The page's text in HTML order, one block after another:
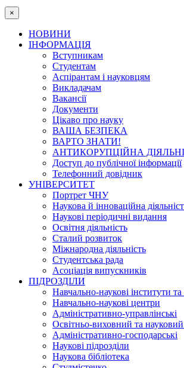
×
НОВИНИ
ІНФОРМАЦІЯ
Вступникам
Студентам
Аспірантам і науковцям
Викладачам
Вакансії
Документи
Цікаво про науку
ВАША БЕЗПЕКА
ВАРТО ЗНАТИ!
АНТИКОРУПЦІЙНА
Доступ до публічної інформації
Телефонний довідник
УНІВЕРСИТЕТ
Портрет ЧНУ
Наукова й інноваційна
Наукові періодичні видання
Освітня діяльність
Сталий розвиток
Міжнародна діяльність
Студентська рада
Асоціація випускників
ПІДРОЗДІЛИ
Навчально-наукові інститути та
Навчально-наукові центри
Адміністративно-управлінські
Освітньо-виховний та
Адміністративно-господарські
Наукові підрозділи
Наукова бібліотека